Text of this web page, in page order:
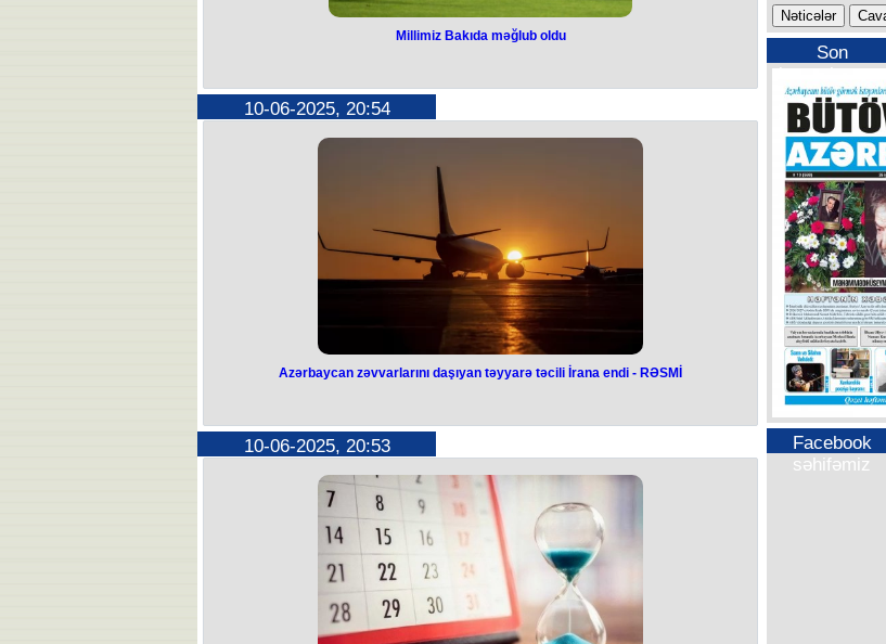
Azərbaycan milli komandası təlim-məşq toplanışı çərçivəsində ikinci
yoldaşlıq görüşünü keçirib.
təşkil olunan oyun rəqibin 2:1 hesablı qələbəsi ilə yekunlaşıb.
Millinin yeganə qoluna isə Renat Dadaşov imza atıb.
Matçı belaruslu baş hakim Viktor Şimusikin idarə edib.
Qeyd edək ki, Fernandu Santuşun rəhbərlik etdiyi milli iyunun 7-də
Riqada Latviya ilə qolsuz heç-heçə edib.
Millimiz Bakıda məğlub oldu
10-06-2025, 20:54
təyyarə təcili İrana endi - RƏSMİ
qrupunu Bakıya gətirən təyyarə təcili olaraq İranın Rəşt şəhərinə eniş
edib.
Bildirilib ki, zəvvarlardan birinin səhhəti pisləşdiyindən təyyarə heyəti
uçuş zamanı təcili qərar qəbul edərək, təyyarəni İranın Rəşt şəhərinə
endirməyə məcbur olub. Məsələ ilə əlaqədar Qafqaz Müsəlmanları
İdarəsi (QMİ) Xarici əlaqələr şöbəsinin müdiri, Həcc elektron sisteminin
rəhbəri Vüsal Cahangiri məlumatı təsdiq edib.
O bildirib ki, bir nəfərin halı pisləşib və təyyarə Rəşt şəhərinə enməyə
məcbur olub. Vüsal Cahangiri edib ki, hər şey yaxşıdır və təyyarə hazırda
Bakıya yola düşməyə hazırlaşır.
Azərbaycan zəvvarlarını daşıyan təyyarə təcili İrana endi - RƏSMİ
10-06-2025, 20:53
Son
buraxılışımız
Facebook
səhifəmiz